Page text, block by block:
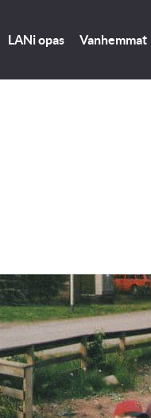
LANi opas Vanhemmat